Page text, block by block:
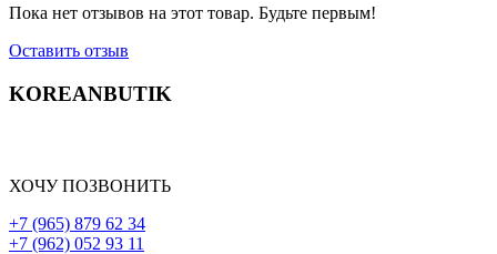
Пока нет отзывов на этот товар. Будьте первым!
Оставить отзыв
KOREANBUTIK
ХОЧУ ПОЗВОНИТЬ
+7 (965) 879 62 34
+7 (962) 052 93 11